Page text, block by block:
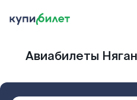
Авиабилеты